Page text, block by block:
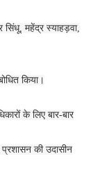
महेंद्र स्याहड़वा,
किया।
के लिए बार-बार
की उदासीन